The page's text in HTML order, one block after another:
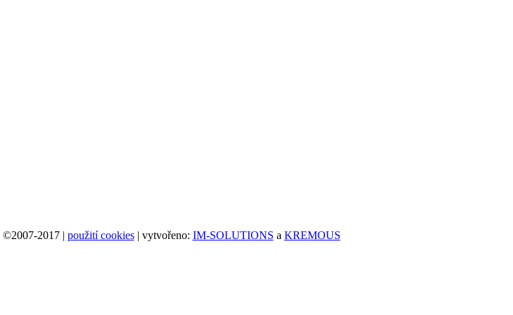
©2007-2017 | použití cookies| vytvořeno: IM-SOLUTIONS a KREMOUS